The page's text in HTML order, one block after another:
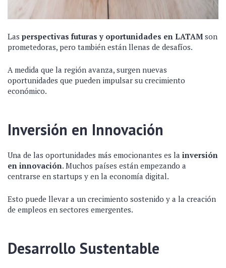
Las perspectivas futuras y oportunidades en LATAM son
prometedoras, pero también están llenas de desafíos.
A medida que la región avanza, surgen nuevas
oportunidades que pueden impulsar su crecimiento
económico.
Inversión en Innovación
Una de las oportunidades más emocionantes es la inversión
en innovación. Muchos países están empezando a
centrarse en startups y en la economía digital.
Esto puede llevar a un crecimiento sostenido y a la creación
de empleos en sectores emergentes.
Desarrollo Sustentable